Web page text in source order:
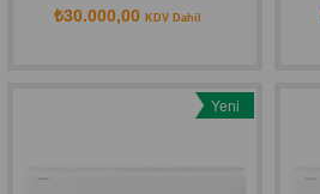
₺30.000,00 KDV Dahil
Yeni